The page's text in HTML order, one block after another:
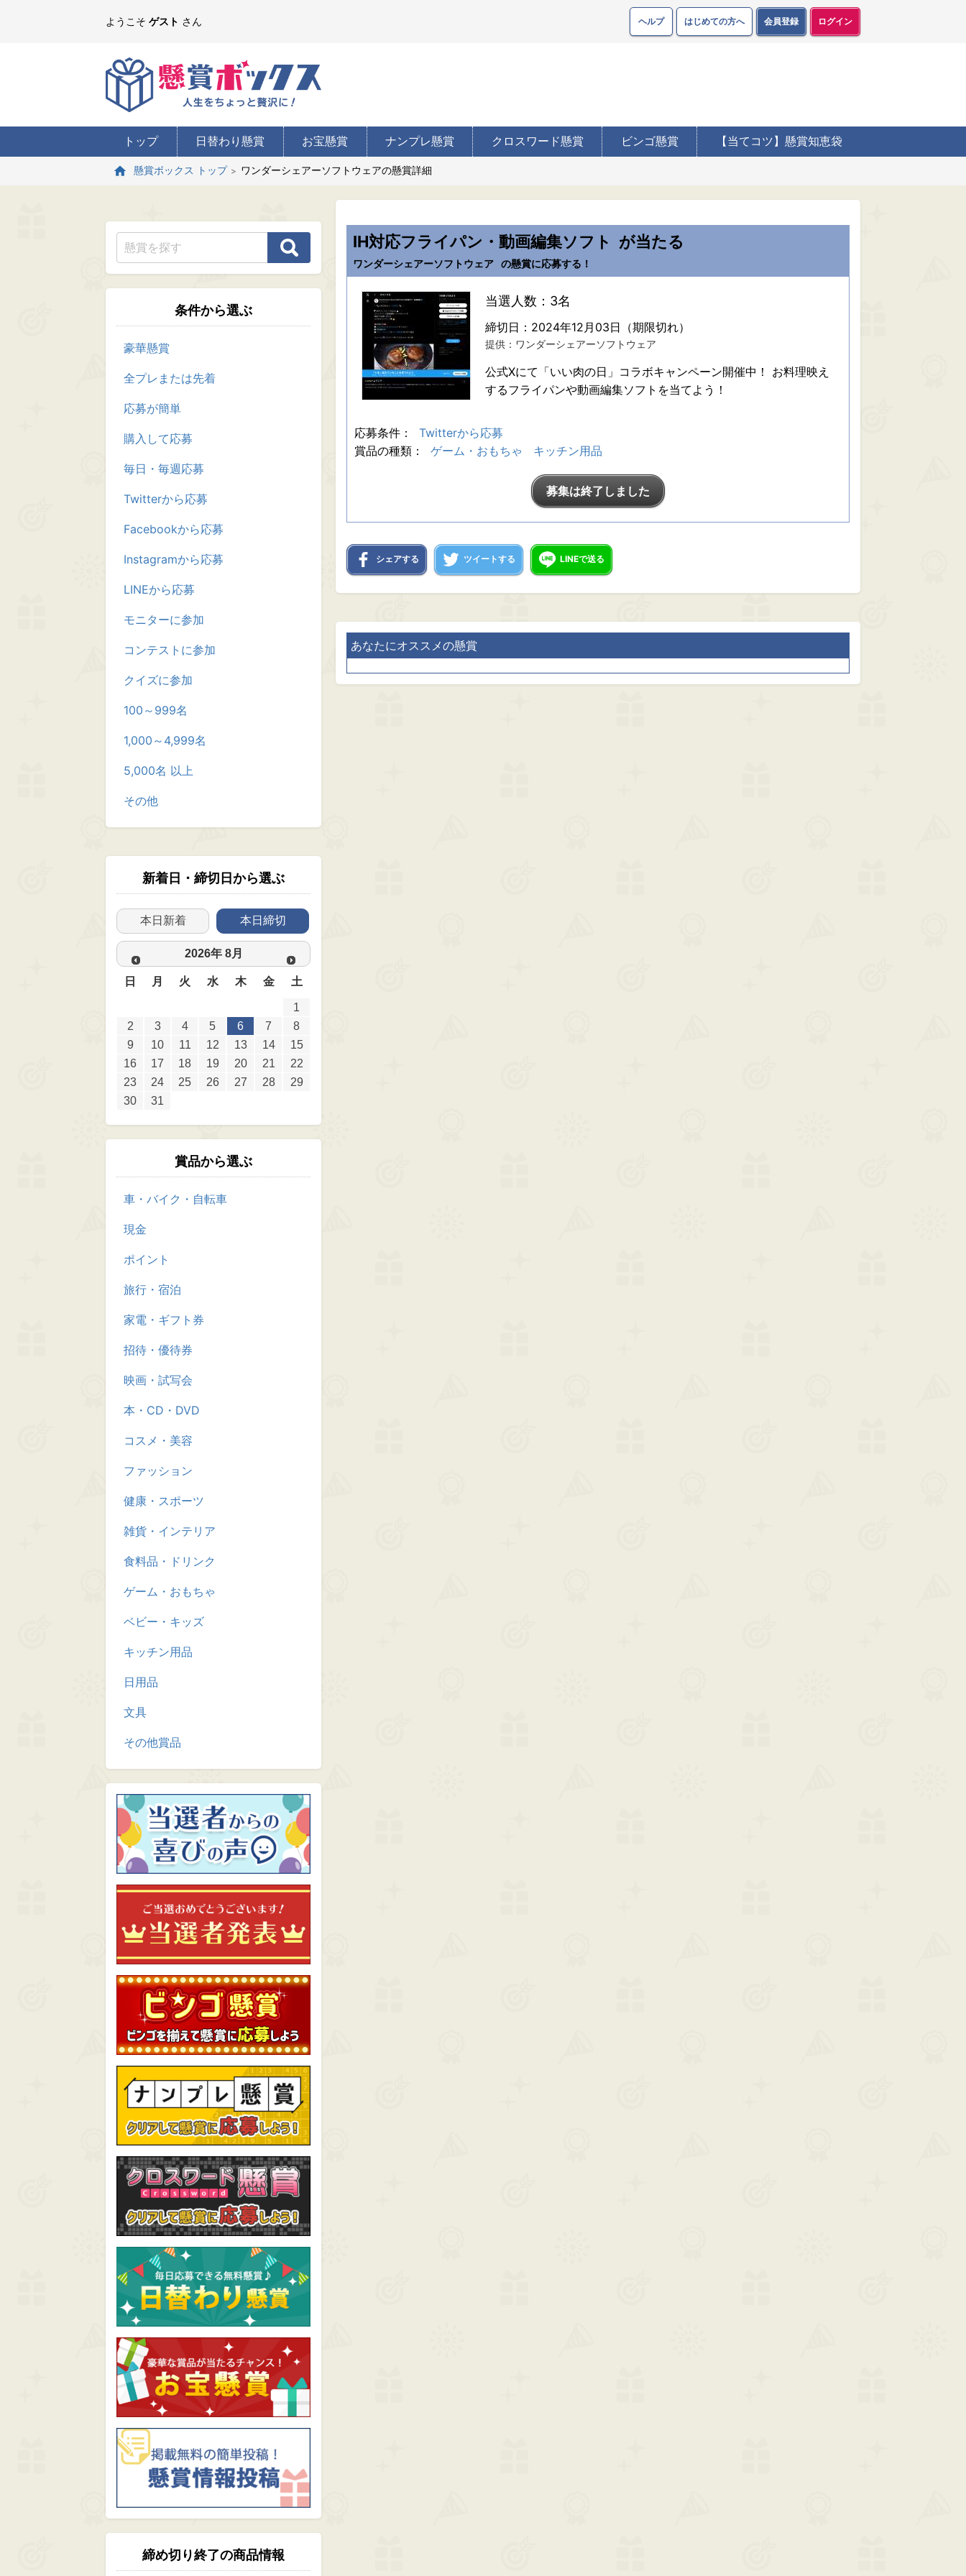
ようこそ ゲスト さん ヘルプ はじめての方へ 会員登録 ログイン
トップ 日替わり懸賞 お宝懸賞 ナンプレ懸賞 クロスワード懸賞 ビンゴ懸賞 【当てコツ】懸賞知恵袋
懸賞ボックス トップ ワンダーシェアーソフトウェアの懸賞詳細
条件から選ぶ
豪華懸賞
全プレまたは先着
応募が簡単
購入して応募
毎日・毎週応募
Twitterから応募
Facebookから応募
Instagramから応募
LINEから応募
モニターに参加
コンテストに参加
クイズに参加
100～999名
1,000～4,999名
5,000名 以上
その他
新着日・締切日から選ぶ
本日新着 本日締切
2026年 8月
日 月 火 水 木 金 土
1
2
3 4 5 6 7
8
9
10 11 12 13 14
15
16
17 18 19 20 21
22
23
24 25 26 27 28
29
30
31
賞品から選ぶ
車・バイク・自転車
現金
ポイント
旅行・宿泊
家電・ギフト券
招待・優待券
映画・試写会
本・CD・DVD
コスメ・美容
ファッション
健康・スポーツ
雑貨・インテリア
食料品・ドリンク
ゲーム・おもちゃ
ベビー・キッズ
キッチン用品
日用品
文具
その他賞品
締め切り終了の商品情報
IH対応フライパン・動画編集ソフト が当たる
ワンダーシェアーソフトウェア の懸賞に応募する！
当選人数：3名
締切日：2024年12月03日（期限切れ）
提供：ワンダーシェアーソフトウェア
公式Xにて「いい肉の日」コラボキャンペーン開催中！ お料理映え
するフライパンや動画編集ソフトを当てよう！
応募条件：
Twitterから応募
賞品の種類：
ゲーム・おもちゃ キッチン用品
募集は終了しました
シェアする ツイートする LINEで送る
あなたにオススメの懸賞